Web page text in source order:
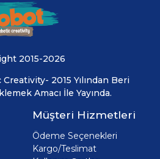
2015-2026
2015 Yılından Beri
Amacı İle Yayında.
Müşteri Hizmetleri
Ödeme Seçenekleri
Kargo/Teslimat